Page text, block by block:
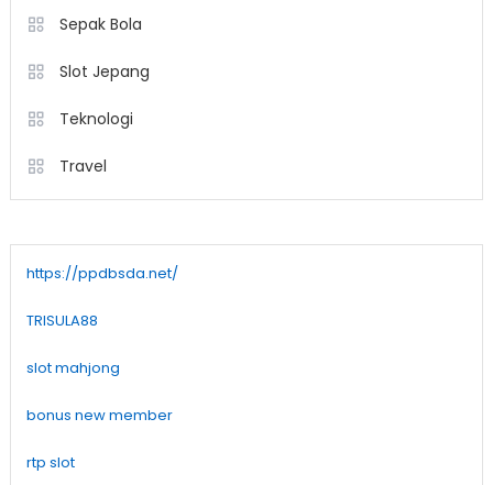
Sepak Bola
Slot Jepang
Teknologi
Travel
https://ppdbsda.net/
TRISULA88
slot mahjong
bonus new member
rtp slot